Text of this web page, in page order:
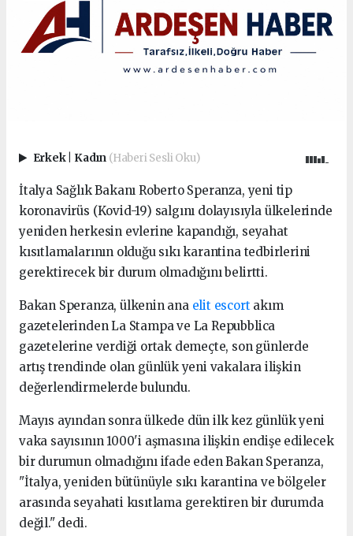
Erkek Kadın (Haberi Sesli Oku)
İtalya Sağlık Bakanı Roberto Speranza, yeni tip
koronavirüs (Kovid-19) salgını dolayısıyla ülkelerinde
yeniden herkesin evlerine kapandığı, seyahat
kısıtlamalarının olduğu sıkı karantina tedbirlerini
gerektirecek bir durum olmadığını belirtti.
Bakan Speranza, ülkenin ana elit escort akım
gazetelerinden La Stampa ve La Repubblica
gazetelerine verdiği ortak demeçte, son günlerde
artış trendinde olan günlük yeni vakalara ilişkin
değerlendirmelerde bulundu.
Mayıs ayından sonra ülkede dün ilk kez günlük yeni
vaka sayısının 1000'i aşmasına ilişkin endişe edilecek
bir durumun olmadığını ifade eden Bakan Speranza,
"İtalya, yeniden bütünüyle sıkı karantina ve bölgeler
arasında seyahati kısıtlama gerektiren bir durumda
değil." dedi.